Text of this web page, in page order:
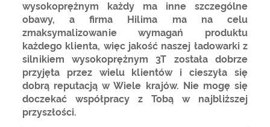
wysokoprężnym każdy ma inne szczególne
obawy, a firma Hilima ma na celu
zmaksymalizowanie wymagań produktu
każdego klienta, więc jakość naszej ładowarki z
silnikiem wysokoprężnym 3T została dobrze
przyjęta przez wielu klientów i cieszyła się
dobrą reputacją w Wiele krajów. Nie mogę się
doczekać współpracy z Tobą w najbliższej
przyszłości.